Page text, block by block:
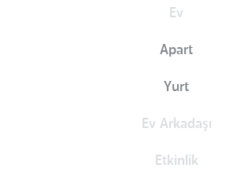
Ev
Apart
Yurt
Ev Arkadaşı
Etkinlik